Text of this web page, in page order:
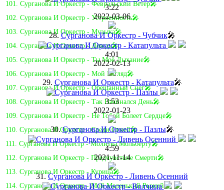
101. Сурганова И Оркестр - Февральский Ветер🎤
102. Сурганова И Оркестр - Устроенность🎤
103. Сурганова И Оркестр - Музыка🎤
104. Сурганова И Оркестр - Дождь🎤
105. Сурганова И Оркестр - Ты Моё Дыхание🎤
106. Сурганова И Оркестр - Мой Взгляд🎤
107. Сурганова И Оркестр - Обещанный Снег🎤
108. Сурганова И Оркестр - Так Начинался День🎤
109. Сурганова И Оркестр - Не Тобой Болеет Сердце🎤
110. Сурганова И Оркестр - Среди Огней🎤
111. Сурганова И Оркестр - Молитва Мольберту🎤
112. Сурганова И Оркестр - Предчувствие Смерти🎤
113. Сурганова И Оркестр - Курица🎤
114. Сурганова И Оркестр - Мой Маленький Рыжий🎤
3:22
2022-03-06
28.Сурганова И Оркестр - Чубчик🎤
4:01
2022-02-13
29. Сурганова И Оркестр - Катапульта🎤
3:53
2022-01-23
30.Сурганова И Оркестр - Пазлы🎤
4:59
2021-11-14
31.Сурганова И Оркестр - Ливень Осенний